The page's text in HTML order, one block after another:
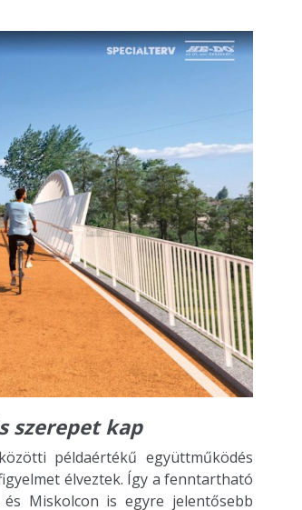
szerepet kap
példaértékű együttműködés
élveztek. Így a fenntartható
Miskolcon is egyre jelentősebb